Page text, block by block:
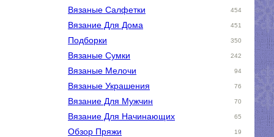
Вязаные Салфетки 454
Вязание Для Дома 451
Подборки 350
Вязаные Сумки 242
Вязаные Мелочи 94
Вязаные Украшения 76
Вязание Для Мужчин 70
Вязание Для Начинающих 65
Обзор Пряжи 19